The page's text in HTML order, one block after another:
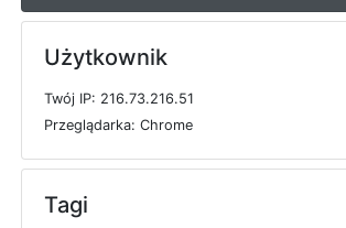
Użytkownik
Twój IP: 216.73.216.51
Przeglądarka: Chrome
Tagi